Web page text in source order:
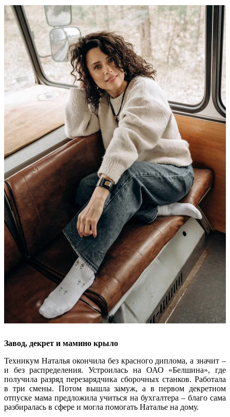
Завод, декрет и мамино крыло
Техникум Наталья окончила без красного диплома, а значит –
и без распределения. Устроилась на ОАО «Белшина», где
получила разряд перезарядчика сборочных станков. Работала
в три смены. Потом вышла замуж, а в первом декретном
отпуске мама предложила учиться на бухгалтера – благо сама
разбиралась в сфере и могла помогать Наталье на дому.